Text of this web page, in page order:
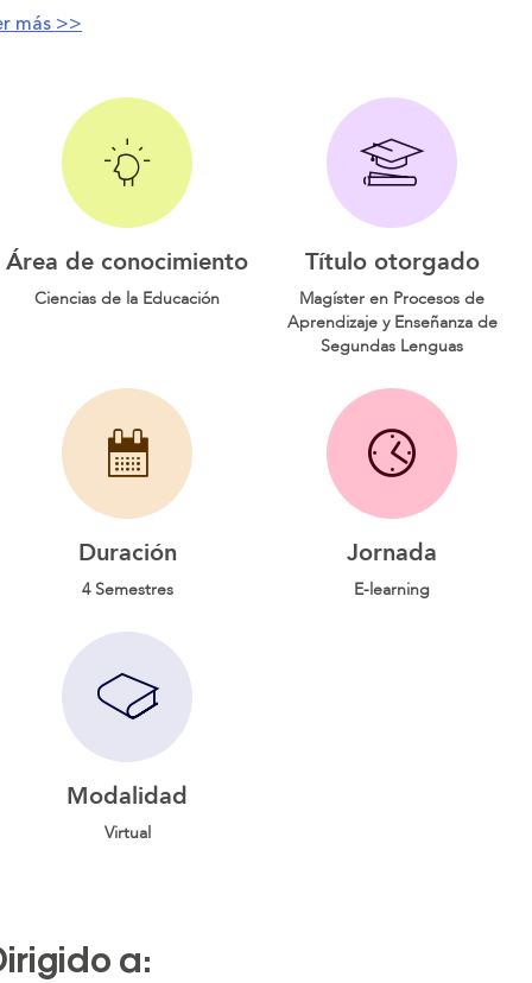
más >>
Área de conocimiento
Ciencias de la Educación
Título otorgado
Magíster en Procesos de
Aprendizaje y Enseñanza de
Segundas Lenguas
Duración
4 Semestres
Jornada
E-learning
Modalidad
Virtual
a: